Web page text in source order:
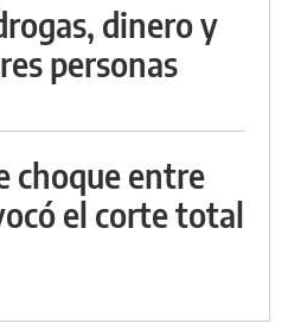
dinero y
personas
choque entre
el corte total